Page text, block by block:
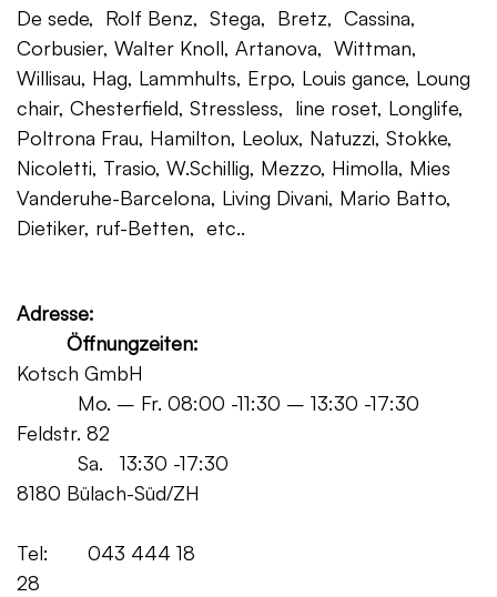
De sede, Rolf Benz, Stega, Bretz, Cassina,
Corbusier, Walter Knoll, Artanova, Wittman,
Willisau, Hag, Lammhults, Erpo, Louis gance, Loung
chair, Chesterfield, Stressless, line roset, Longlife,
Poltrona Frau, Hamilton, Leolux, Natuzzi, Stokke,
Nicoletti, Trasio, W.Schillig, Mezzo, Himolla, Mies
Vanderuhe-Barcelona, Living Divani, Mario Batto,
Dietiker, ruf-Betten, etc..
Adresse:
Öffnungzeiten:
Kotsch GmbH
Mo. – Fr. 08:00 -11:30 – 13:30 -17:30
Feldstr. 82
Sa. 13:30 -17:30
8180 Bülach-Süd/ZH
Tel: 043 444 18
28